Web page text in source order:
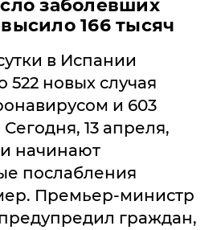
заболевших
166 тысяч
в Испании
522 новых случая
и 603
13 апреля,
начинают
послабления
Премьер-министр
граждан,